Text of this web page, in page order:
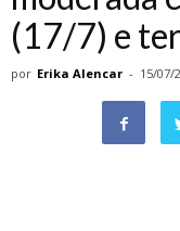
(17/7) e
por Erika Alencar - 15/07/